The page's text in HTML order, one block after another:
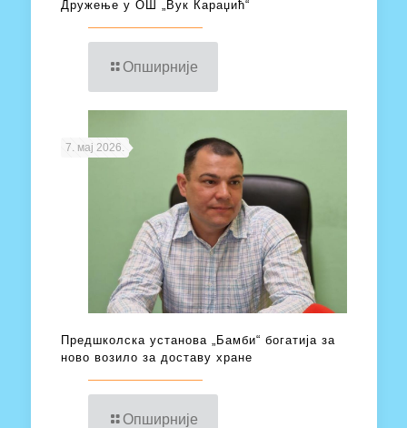
Дружење у ОШ „Вук Караџић“
Опширније
7. мај 2026.
Предшколска установа „Бамби“ богатија за
ново возило за доставу хране
Опширније